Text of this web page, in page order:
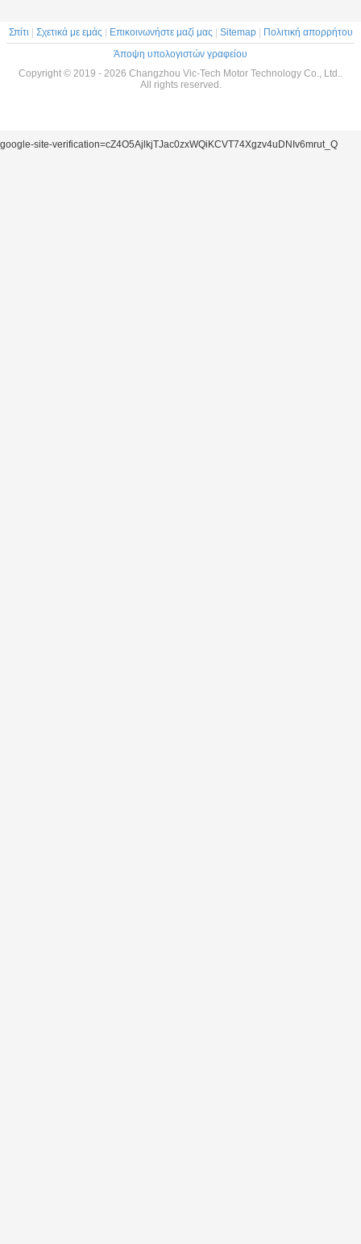
Σπίτι Σχετικά με εμάς Επικοινωνήστε μαζί μας Sitemap|
Πολιτική απορρήτου
Άποψη υπολογιστών γραφείου
Copyright © 2019 - 2026 Changzhou Vic-Tech Motor Technology Co., Ltd..
All rights reserved.
google-site-verification=cZ4O5AjlkjTJac0zxWQiKCVT74Xgzv4uDNIv6mrut_Q